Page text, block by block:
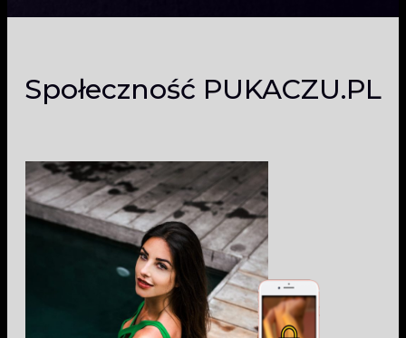
Społeczność PUKACZU.PL